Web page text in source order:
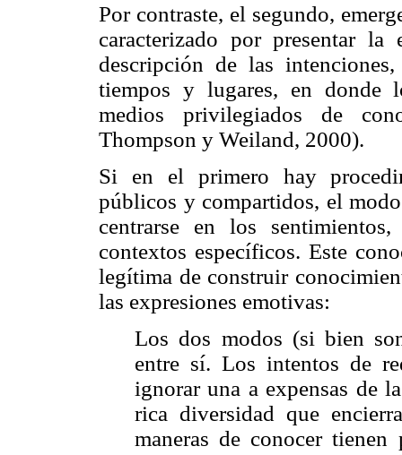
Por contraste, el segundo,
caracterizado por presentar la
descripción de las
tiempos y lugares, en donde
medios privilegiados de
Thompson y Weiland, 2000).
Si en el primero hay
públicos y compartidos, el
centrarse en los
contextos específicos. Este
legítima de construir
las expresiones emotivas:
Los dos modos (si bien
entre sí. Los intentos de
ignorar una a expensas de
rica diversidad que
maneras de conocer